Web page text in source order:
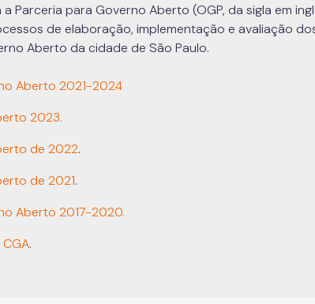
Parceria para Governo Aberto (OGP, da sigla em
de elaboração, implementação e avaliação
Aberto da cidade de São Paulo.
Aberto 2021-2024
2023.
de 2022.
de 2021.
Aberto 2017-2020.
.